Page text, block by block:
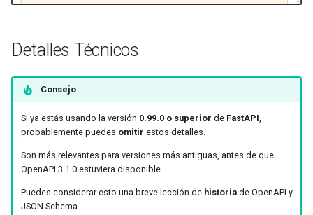
Detalles Técnicos
Consejo
Si ya estás usando la versión 0.99.0 o superior de FastAPI,
probablemente puedes omitir estos detalles.
Son más relevantes para versiones más antiguas, antes de que
OpenAPI 3.1.0 estuviera disponible.
Puedes considerar esto una breve lección de historiade OpenAPI y
JSON Schema. 🤓